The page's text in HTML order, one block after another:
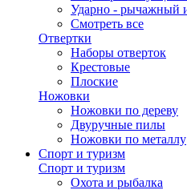
Ударно - рычажный
Смотреть все
Отвертки
Наборы отверток
Крестовые
Плоские
Ножовки
Ножовки по дереву
Двуручные пилы
Ножовки по металлу
Спорт и туризм
Спорт и туризм
Охота и рыбалка